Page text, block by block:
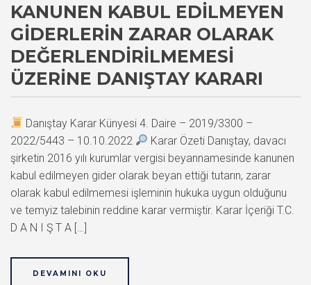
KANUNEN KABUL EDILMEYEN
GIDERLERIN ZARAR OLARAK
DEĞERLENDIRILMEMESI
ÜZERINE DANIŞTAY KARARI
Danıştay Karar Künyesi 4. Daire – 2019/3300 –
2022/5443 – 10.10.2022
Karar Özeti Danıştay, davacı
şirketin 2016 yılı kurumlar vergisi beyannamesinde kanunen
kabul edilmeyen gider olarak beyan ettiği tutarın, zarar
olarak kabul edilmemesi işleminin hukuka uygun olduğunu
ve temyiz talebinin reddine karar vermiştir. Karar İçeriği T.C.
D A N I Ş T A […]
DEVAMINI OKU